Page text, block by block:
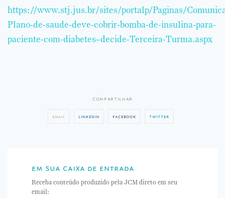
https://www.stj.jus.br/sites/portalp/Paginas/
Plano-de-saude-deve-cobrir-bomba-de-insulina-para-
paciente-com-diabetes–decide-Terceira-Turma.aspx
compartilhar
email linkedin facebook twitter
em sua caixa de entrada
Receba conteúdo produzido pela JCM direto em seu
email: